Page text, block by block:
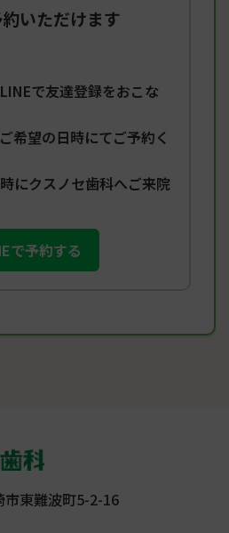
いただけます
で友達登録をおこな
希望の日時にてご予約く
にクスノセ歯科へご来院
で予約する
東難波町5-2-16